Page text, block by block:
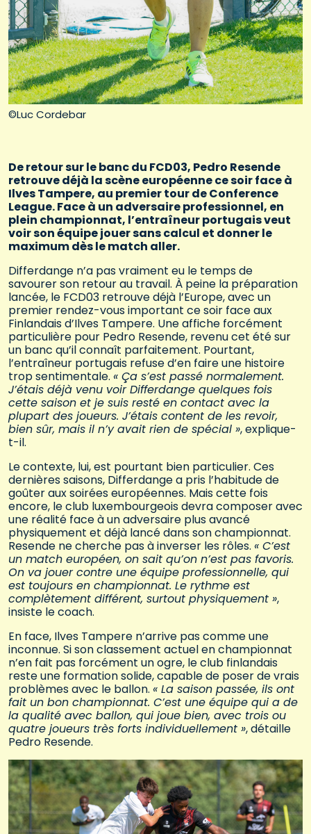
©Luc Cordebar
De retour sur le banc du FCD03, Pedro Resende
retrouve déjà la scène européenne ce soir face à
Ilves Tampere, au premier tour de Conference
League. Face à un adversaire professionnel, en
plein championnat, l’entraîneur portugais veut
voir son équipe jouer sans calcul et donner le
maximum dès le match aller.
Differdange n’a pas vraiment eu le temps de
savourer son retour au travail. À peine la préparation
lancée, le FCD03 retrouve déjà l’Europe, avec un
premier rendez-vous important ce soir face aux
Finlandais d’Ilves Tampere. Une affiche forcément
particulière pour Pedro Resende, revenu cet été sur
un banc qu’il connaît parfaitement. Pourtant,
l’entraîneur portugais refuse d’en faire une histoire
trop sentimentale. « Ça s’est passé normalement.
J’étais déjà venu voir Differdange quelques fois
cette saison et je suis resté en contact avec la
plupart des joueurs. J’étais content de les revoir,
bien sûr, mais il n’y avait rien de spécial », explique-
t-il.
Le contexte, lui, est pourtant bien particulier. Ces
dernières saisons, Differdange a pris l’habitude de
goûter aux soirées européennes. Mais cette fois
encore, le club luxembourgeois devra composer avec
une réalité face à un adversaire plus avancé
physiquement et déjà lancé dans son championnat.
Resende ne cherche pas à inverser les rôles. « C’est
un match européen, on sait qu’on n’est pas favoris.
On va jouer contre une équipe professionnelle, qui
est toujours en championnat. Le rythme est
complètement différent, surtout physiquement »,
insiste le coach.
En face, Ilves Tampere n’arrive pas comme une
inconnue. Si son classement actuel en championnat
n’en fait pas forcément un ogre, le club finlandais
reste une formation solide, capable de poser de vrais
problèmes avec le ballon. « La saison passée, ils ont
fait un bon championnat. C’est une équipe qui a de
la qualité avec ballon, qui joue bien, avec trois ou
quatre joueurs très forts individuellement », détaille
Pedro Resende.